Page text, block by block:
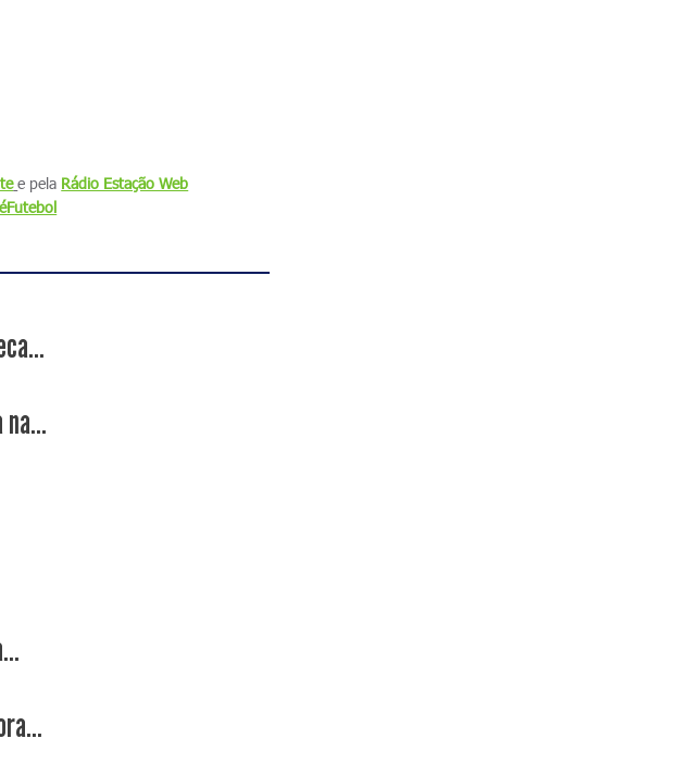
e pela Rádio Estação Web